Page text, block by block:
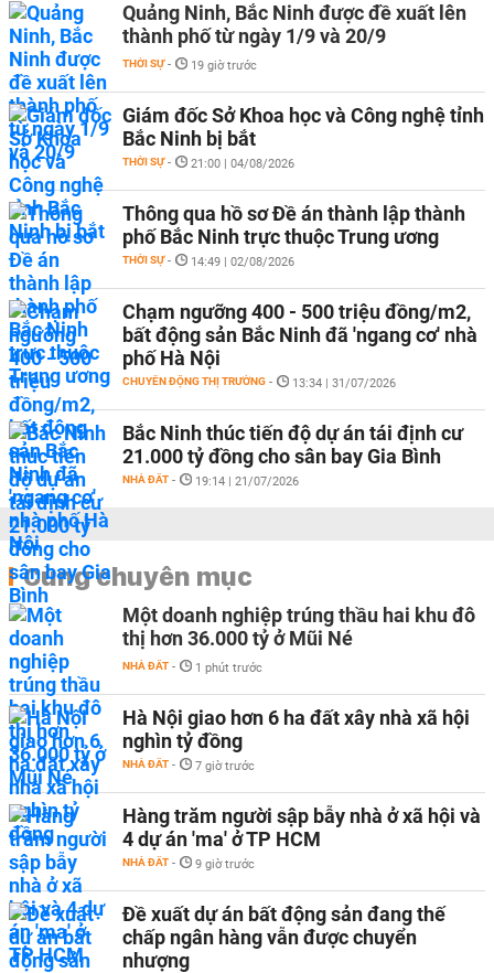
Quảng Ninh, Bắc Ninh được đề xuất lên
thành phố từ ngày 1/9 và 20/9
THỜI SỰ - 19 giờ trước
Giám đốc Sở Khoa học và Công nghệ tỉnh
Bắc Ninh bị bắt
THỜI SỰ - 21:00 | 04/08/2026
Thông qua hồ sơ Đề án thành lập thành
phố Bắc Ninh trực thuộc Trung ương
THỜI SỰ - 14:49 | 02/08/2026
Chạm ngưỡng 400 - 500 triệu đồng/m2,
bất động sản Bắc Ninh đã 'ngang cơ' nhà
phố Hà Nội
CHUYỂN ĐỘNG THỊ TRƯỜNG - 13:34 | 31/07/2026
Bắc Ninh thúc tiến độ dự án tái định cư
21.000 tỷ đồng cho sân bay Gia Bình
NHÀ ĐẤT - 19:14 | 21/07/2026
Cùng chuyên mục
Một doanh nghiệp trúng thầu hai khu đô
thị hơn 36.000 tỷ ở Mũi Né
NHÀ ĐẤT - 1 phút trước
Hà Nội giao hơn 6 ha đất xây nhà xã hội
nghìn tỷ đồng
NHÀ ĐẤT - 7 giờ trước
Hàng trăm người sập bẫy nhà ở xã hội và
4 dự án 'ma' ở TP HCM
NHÀ ĐẤT - 9 giờ trước
Đề xuất dự án bất động sản đang thế
chấp ngân hàng vẫn được chuyển
nhượng